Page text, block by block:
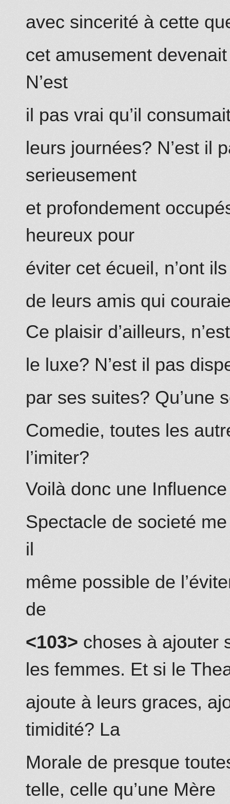
avec sincerité à cette
cet amusement
N’est
il pas vrai qu’il
leurs journées? N’est il
serieusement
et profondement
heureux pour
éviter cet écueil, n’ont
de leurs amis qui
Ce plaisir d’ailleurs,
le luxe? N’est il pas
par ses suites? Qu’une
Comedie, toutes les
l’imiter?
Voilà donc une
Spectacle de societé
il
même possible de
de
<103> choses à ajouter
les femmes. Et si le
ajoute à leurs graces,
timidité? La
Morale de presque
telle, celle qu’une Mère